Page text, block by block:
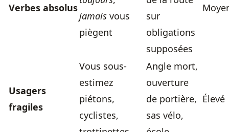
Verbes absolus
jamais vous
piègent
sur
obligations
supposées
Usagers
fragiles
Vous sous-
estimez
piétons,
cyclistes,
Angle mort,
ouverture
de portière,
sas vélo,
Élevé